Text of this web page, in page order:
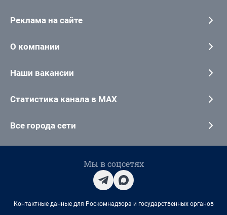
Реклама на сайте
О компании
Наши вакансии
Статистика канала в MAX
Все города сети
Мы в соцсетях
Контактные данные для Роскомнадзора и государственных органов